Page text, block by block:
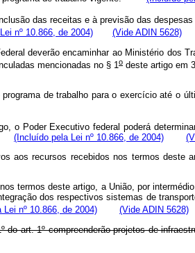
das receitas e à previsão das
nº 10.866, de 2004)
(Vide ADIN 5628)
deverão encaminhar ao Ministério dos
mencionadas no § 1 o deste artigo
de trabalho para o exercício até o
o Poder Executivo federal poderá
(Incluído pela Lei nº 10.866, de 2004)
aos recursos recebidos nos termos deste
termos deste artigo, a União, por
dos respectivos sistemas de
Lei nº 10.866, de 2004)
(Vide ADIN 5628)
do art. 1º compreenderão projetos de